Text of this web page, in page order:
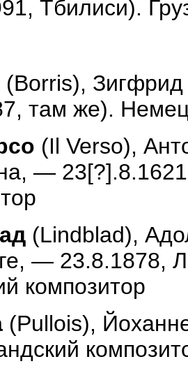
Тбилиси).
(Borris),
там же).
(Il Verso),
—
(Lindblad),
— 23.8.1878,
композитор
(Pullois),